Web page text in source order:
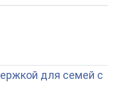
для семей с